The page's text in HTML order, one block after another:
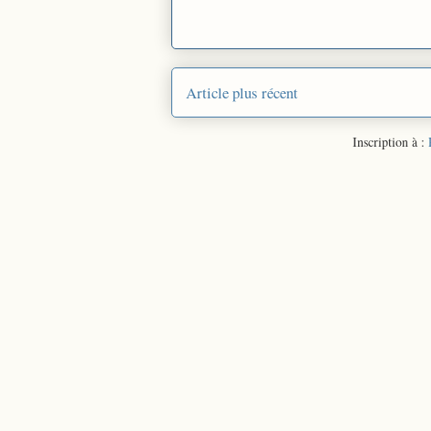
Article plus récent
Inscription à :